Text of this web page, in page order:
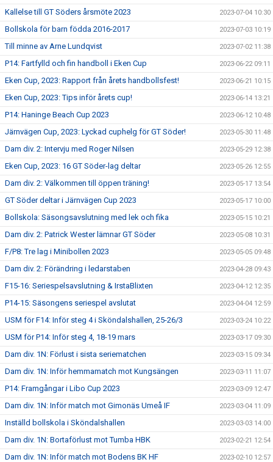
Kallelse till GT Söders årsmöte 2023 2023-07-04 10:30
Bollskola för barn födda 2016-2017 2023-07-03 10:19
Till minne av Arne Lundqvist 2023-07-02 11:38
P14: Fartfylld och fin handboll i Eken Cup 2023-06-22 09:11
Eken Cup, 2023: Rapport från årets handbollsfest! 2023-06-21 10:15
Eken Cup, 2023: Tips inför årets cup! 2023-06-14 13:21
P14: Haninge Beach Cup 2023 2023-06-12 10:48
Järnvägen Cup, 2023: Lyckad cuphelg för GT Söder! 2023-05-30 11:48
Dam div. 2: Intervju med Roger Nilsen 2023-05-29 12:38
Eken Cup, 2023: 16 GT Söder-lag deltar 2023-05-26 12:55
Dam div. 2: Välkommen till öppen träning! 2023-05-17 13:54
GT Söder deltar i Järnvägen Cup 2023 2023-05-17 10:00
Bollskola: Säsongsavslutning med lek och fika 2023-05-15 10:21
Dam div. 2: Patrick Wester lämnar GT Söder 2023-05-08 10:31
F/P8: Tre lag i Minibollen 2023 2023-05-05 09:48
Dam div. 2: Förändring i ledarstaben 2023-04-28 09:43
F15-16: Seriespelsavslutning & IrstaBlixten 2023-04-12 12:35
P14-15: Säsongens seriespel avslutat 2023-04-04 12:59
USM för F14: Inför steg 4 i Sköndalshallen, 25-26/3 2023-03-24 10:22
USM för P14: Inför steg 4, 18-19 mars 2023-03-17 09:30
Dam div. 1N: Förlust i sista seriematchen 2023-03-15 09:34
Dam div. 1N: Inför hemmamatch mot Kungsängen 2023-03-11 11:07
P14: Framgångar i Libo Cup 2023 2023-03-09 12:47
Dam div. 1N: Inför match mot Gimonäs Umeå IF 2023-03-04 11:09
Inställd bollskola i Sköndalshallen 2023-03-03 14:00
Dam div. 1N: Bortaförlust mot Tumba HBK 2023-02-21 12:54
Dam div. 1N: Inför match mot Bodens BK HF 2023-02-10 12:57